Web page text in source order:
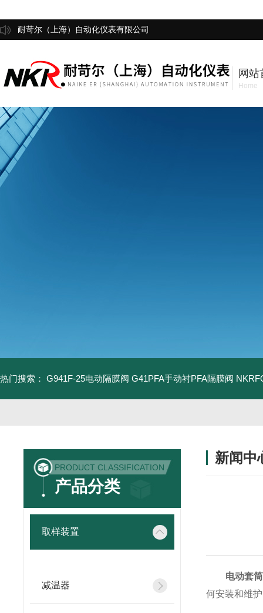
耐苛尔（上海）自动化仪表有限公司
网站
Home
热门搜索： G941F-25电动隔膜阀 G41PFA手动衬PFA隔膜阀
PRODUCT CLASSIFICATION
产品分类
取样装置
减温器
新闻中
电动套
何安装和维护